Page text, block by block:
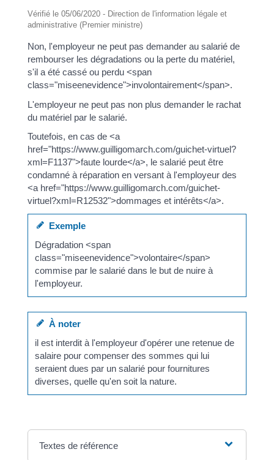
Vérifié le 05/06/2020 - Direction de l'information légale et
administrative (Premier ministre)
Non, l'employeur ne peut pas demander au salarié de
rembourser les dégradations ou la perte du matériel,
s'il a été cassé ou perdu <span
class="miseenevidence">involontairement</span>.
L'employeur ne peut pas non plus demander le rachat
du matériel par le salarié.
Toutefois, en cas de <a
href="https://www.guilligomarch.com/guichet-virtuel?
xml=F1137">faute lourde</a>, le salarié peut être
condamné à réparation en versant à l'employeur des
<a href="https://www.guilligomarch.com/guichet-
virtuel?xml=R12532">dommages et intérêts</a>.
Exemple
Dégradation <span
class="miseenevidence">volontaire</span>
commise par le salarié dans le but de nuire à
l'employeur.
À noter
il est interdit à l'employeur d'opérer une retenue de
salaire pour compenser des sommes qui lui
seraient dues par un salarié pour fournitures
diverses, quelle qu'en soit la nature.
Textes de référence